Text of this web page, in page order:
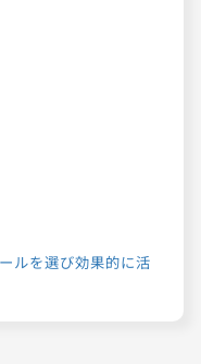
ルを選び効果的に活